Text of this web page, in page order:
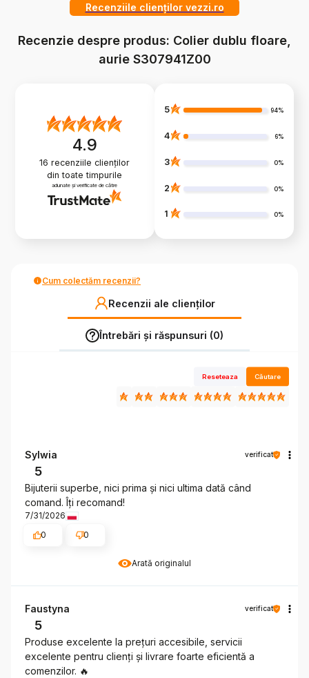
Recenziile clienților vezzi.ro
Recenzie despre produs: Colier dublu floare,
aurie S307941Z00
4.9
16 recenziile clienților
din toate timpurile
adunate și verificate de către
5 94%
4 6%
3 0%
2 0%
1 0%
Cum colectăm recenzii?
Recenzii ale clienților
Întrebări și răspunsuri (0)
Reseteaza Căutare
Arată originalul
Sylwia verificat
5
Bijuterii superbe, nici prima și nici ultima dată când
comand. Îți recomand!
7/31/2026
0
0
Faustyna verificat
5
Produse excelente la prețuri accesibile, servicii
excelente pentru clienți și livrare foarte eficientă a
comenzilor. 🔥